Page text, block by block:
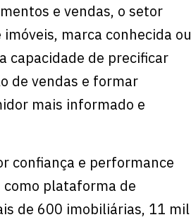
e vendas, o setor
marca conhecida ou
capacidade de precificar
de vendas e formar
mais informado e
confiança e performance
como plataforma de
de 600 imobiliárias, 11 mil